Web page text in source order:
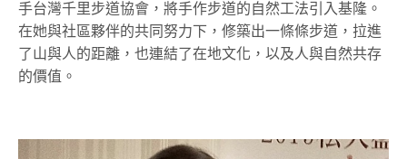
手台灣千里步道協會，將手作步道的自然工法引入基隆。
在她與社區夥伴的共同努力下，修築出一條條步道，拉進
了山與人的距離，也連結了在地文化，以及人與自然共存
的價值。